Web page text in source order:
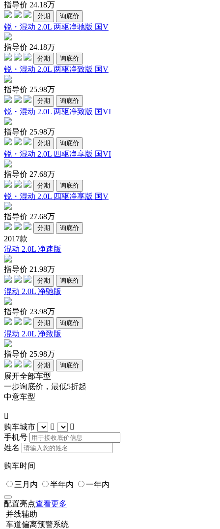
指导价 24.18万
分期 询底价
锐・混动 2.0L 两驱净驰版 国V
指导价 24.18万
分期 询底价
锐・混动 2.0L 两驱净致版 国V
指导价 25.98万
分期 询底价
锐・混动 2.0L 两驱净致版 国VI
指导价 25.98万
分期 询底价
锐・混动 2.0L 四驱净享版 国VI
指导价 27.68万
分期 询底价
锐・混动 2.0L 四驱净享版 国V
指导价 27.68万
分期 询底价
2017款
混动 2.0L 净速版
指导价 21.98万
分期 询底价
混动 2.0L 净驰版
指导价 23.98万
分期 询底价
混动 2.0L 净致版
指导价 25.98万
分期 询底价
展开全部车型
一步询底价，最低5折起
中意车型

购车城市


手机号
姓名
购车时间
三月内 半年内 一年内
配置亮点查看更多
并线辅助
车道偏离预警系统